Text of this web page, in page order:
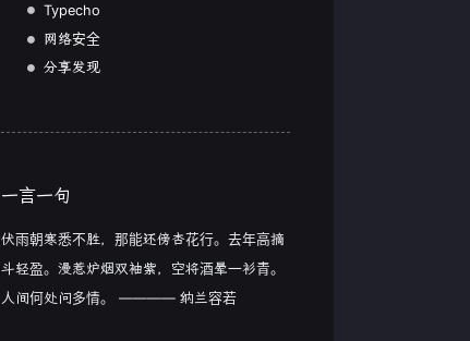
Typecho
网络安全
分享发现
一言一句
伏雨朝寒悉不胜，那能还傍杏花行。去年高摘
斗轻盈。漫惹炉烟双袖紫，空将酒晕一衫青。
人间何处问多情。 ———— 纳兰容若